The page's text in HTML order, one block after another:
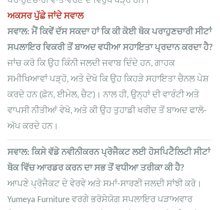
ਅਕਸਰ ਪੁੱਛੇ ਜਾਂਦੇ ਸਵਾਲ
ਸਵਾਲ: ਮੈਂ ਕਿਵੇਂ ਦੱਸ ਸਕਦਾ ਹਾਂ ਕਿ ਕੀ ਕੋਈ ਥੋਕ ਪਰਾਹੁਣਚਾਰੀ ਸੀਟਾਂ
ਸਪਲਾਇਰ ਵਿਕਰੀ ਤੋਂ ਬਾਅਦ ਵਧੀਆ ਸਹਾਇਤਾ ਪ੍ਰਦਾਨ ਕਰਦਾ ਹੈ?
ਜਾਂਚ ਕਰੋ ਕਿ ਉਹ ਕਿੰਨੀ ਜਲਦੀ ਜਵਾਬ ਦਿੰਦੇ ਹਨ, ਗਾਹਕ
ਸਮੀਖਿਆਵਾਂ ਪੜ੍ਹੋ, ਅਤੇ ਦੇਖੋ ਕਿ ਉਹ ਕਿਹੜੇ ਸਹਾਇਤਾ ਚੈਨਲ ਪੇਸ਼
ਕਰਦੇ ਹਨ (ਫ਼ੋਨ, ਈਮੇਲ, ਚੈਟ)। ਨਾਲ ਹੀ, ਉਨ੍ਹਾਂ ਦੀ ਵਾਰੰਟੀ ਅਤੇ
ਵਾਪਸੀ ਨੀਤੀਆਂ ਵੇਖੋ, ਅਤੇ ਕੀ ਉਹ ਤੁਹਾਡੀ ਖਰੀਦ ਤੋਂ ਬਾਅਦ ਫਾਲੋ-
ਅੱਪ ਕਰਦੇ ਹਨ।
ਸਵਾਲ: ਕਿਸੇ ਵੱਡੇ ਨਵੀਨੀਕਰਨ ਪ੍ਰੋਜੈਕਟ ਲਈ ਹੋਸਪਿਟੈਲਿਟੀ ਸੀਟਾਂ
ਥੋਕ ਵਿੱਚ ਆਰਡਰ ਕਰਨ ਦਾ ਸਭ ਤੋਂ ਵਧੀਆ ਤਰੀਕਾ ਕੀ ਹੈ?
ਆਪਣੇ ਪ੍ਰੋਜੈਕਟ ਦੇ ਵੇਰਵੇ ਅਤੇ ਸਮਾਂ-ਸਾਰਣੀ ਜਲਦੀ ਸਾਂਝੀ ਕਰੋ।
Yumeya Furniture ਵਰਗੇ ਭਰੋਸੇਯੋਗ ਸਪਲਾਇਰ ਪੜਾਅਵਾਰ